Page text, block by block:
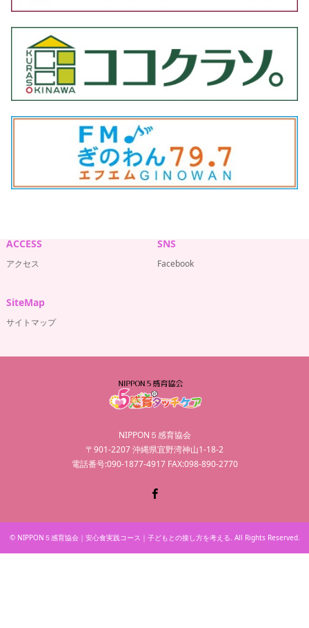
ACCESS
アクセス
SNS
Facebook
SiteMap
サイトマップ
NIPPON５感育協会
〒901-2207 沖縄県宜野湾神山1-18-2
電話番号:090-1877-4917 FAX:098-890-2770
© NIPPON５感育協会｜安心食実践コース｜子どもとの接し方を考える. All Rights Reserved.